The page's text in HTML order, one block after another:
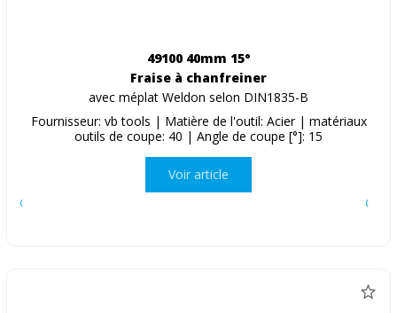
49100 40mm 15°
Fraise à chanfreiner
avec méplat Weldon selon DIN1835-B
Fournisseur: vb tools | Matière de l'outil: Acier | matériaux
outils de coupe: 40 | Angle de coupe [°]: 15
Voir article